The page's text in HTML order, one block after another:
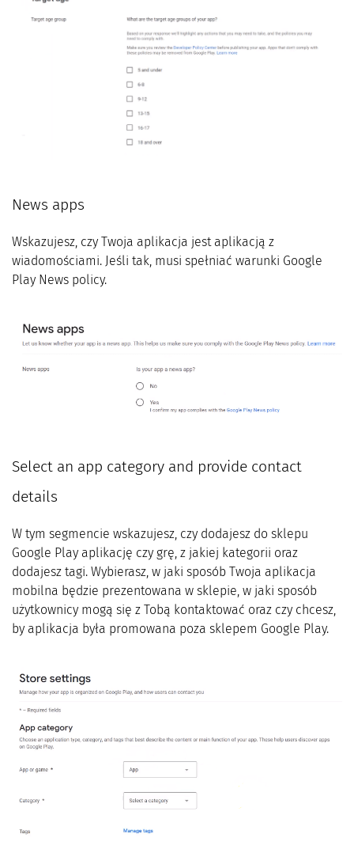
News apps
Wskazujesz, czy Twoja aplikacja jest aplikacją z
wiadomościami. Jeśli tak, musi spełniać warunki Google
Play News policy.
Select an app category and provide contact
details
W tym segmencie wskazujesz, czy dodajesz do sklepu
Google Play aplikację czy grę, z jakiej kategorii oraz
dodajesz tagi. Wybierasz, w jaki sposób Twoja aplikacja
mobilna będzie prezentowana w sklepie, w jaki sposób
użytkownicy mogą się z Tobą kontaktować oraz czy chcesz,
by aplikacja była promowana poza sklepem Google Play.